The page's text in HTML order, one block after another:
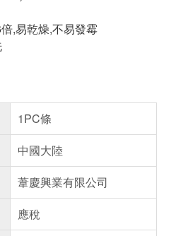
,易乾燥,不易發霉
1PC條
中國大陸
葦慶興業有限公司
應稅